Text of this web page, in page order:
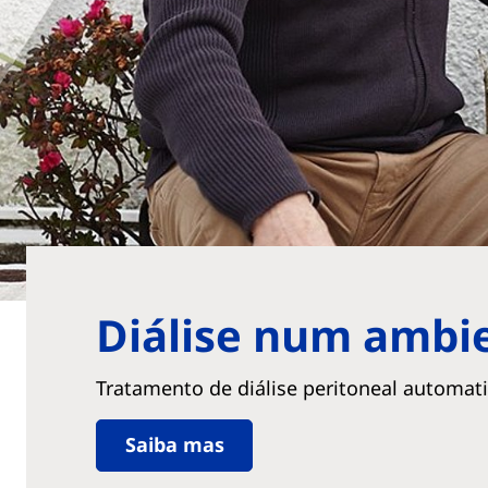
Diálise num
Tratamento de diálise peritoneal
Saiba mas